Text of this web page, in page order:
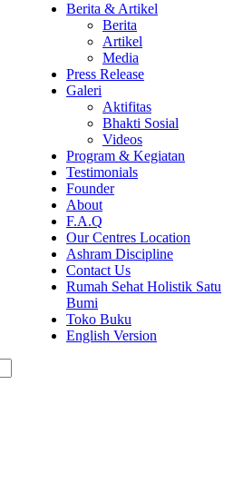
Berita & Artikel
Berita
Artikel
Media
Press Release
Galeri
Aktifitas
Bhakti Sosial
Videos
Program & Kegiatan
Testimonials
Founder
About
F.A.Q
Our Centres Location
Ashram Discipline
Contact Us
Rumah Sehat Holistik Satu
Bumi
Toko Buku
English Version